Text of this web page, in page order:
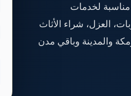
لخدمات
العزل، شراء الأثاث
والمدينة وباقي مدن